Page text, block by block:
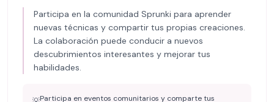
Participa en la comunidad Sprunki para aprender
nuevas técnicas y compartir tus propias creaciones.
La colaboración puede conducir a nuevos
descubrimientos interesantes y mejorar tus
habilidades.
Participa en eventos comunitarios y comparte tus